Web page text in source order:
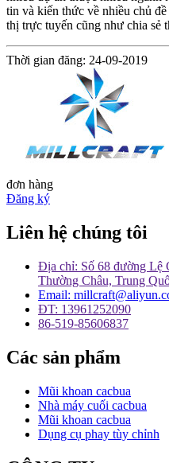
tin và kiến ​​thức về nhiều chủ
thị trực tuyến cũng như chia sẻ
Thời gian đăng: 24-09-2019
đơn hàng
Đăng ký
Liên hệ chúng tôi
Địa chỉ: Số 68 đường Lệ
Thường Châu, Trung
Email:
ĐT: 13961252090
86-519-85606837
Các sản phẩm
Mũi khoan cacbua
Nhà máy cuối cacbua
Mũi khoan cacbua
Dụng cụ phay tùy chỉnh